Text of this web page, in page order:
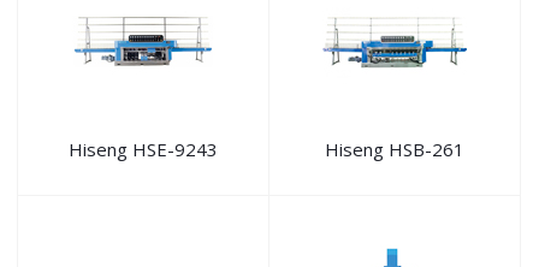
Hiseng HSE-9243 Hiseng HSB-261